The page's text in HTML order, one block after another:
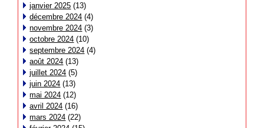
janvier 2025 (13)
décembre 2024 (4)
novembre 2024 (3)
octobre 2024 (10)
septembre 2024 (4)
août 2024 (13)
juillet 2024 (5)
juin 2024 (13)
mai 2024 (12)
avril 2024 (16)
mars 2024 (22)